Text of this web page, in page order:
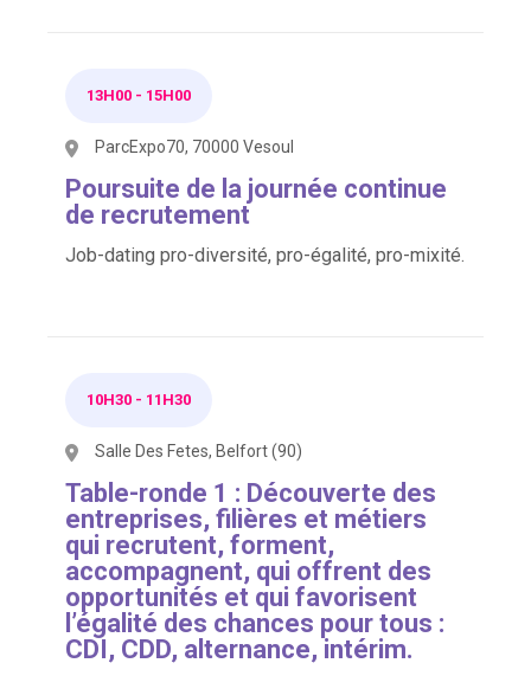
13H00 - 15H00
ParcExpo70, 70000 Vesoul
Poursuite de la journée continue
de recrutement
Job-dating pro-diversité, pro-égalité, pro-mixité.
10H30 - 11H30
Salle Des Fetes, Belfort (90)
Table-ronde 1 : Découverte des
entreprises, filières et métiers
qui recrutent, forment,
accompagnent, qui offrent des
opportunités et qui favorisent
l’égalité des chances pour tous :
CDI, CDD, alternance, intérim.